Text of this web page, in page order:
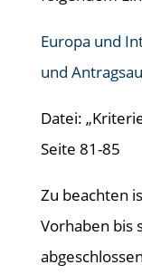
Europa und
und
Datei:
Seite 81-85
Zu beachten
Vorhaben bis